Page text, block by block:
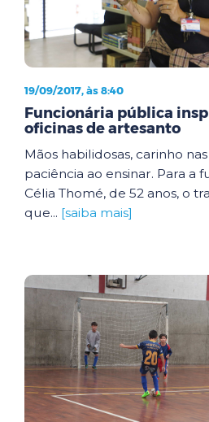
19/09/2017, às 8:40
Funcionária pública
oficinas de artesanto
Mãos habilidosas, carinho
paciência ao ensinar. Para a
Célia Thomé, de 52 anos, o
que... [saiba mais]